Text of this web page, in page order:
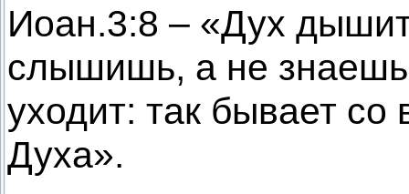
Иоан.3:8 – «Дух
слышишь, а не
уходит: так бывает
Духа».